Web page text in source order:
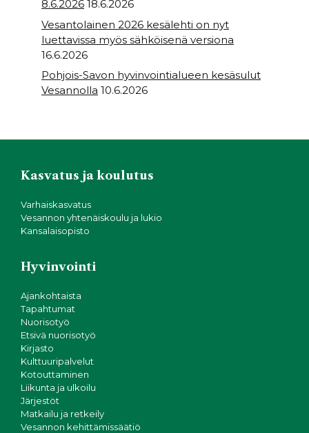
8.6.2026 18.6.2026
Vesantolainen 2026 kesälehti on nyt
luettavissa myös sähköisenä versiona
16.6.2026
Pohjois-Savon hyvinvointialueen kesäsulut
Vesannolla 10.6.2026
Kasvatus ja koulutus
Varhaiskasvatus
Vesannon yhtenäiskoulu ja lukio
Kansalaisopisto
Hyvinvointi
Ajankohtaista
Tapahtumat
Nuorisotyö
Etsivä nuorisotyö
Kirjasto
Kulttuuripalvelut
Kotouttaminen
Liikunta ja ulkoilu
Järjestöt
Matkailu ja retkeily
Vesannon kehittämissäätiö